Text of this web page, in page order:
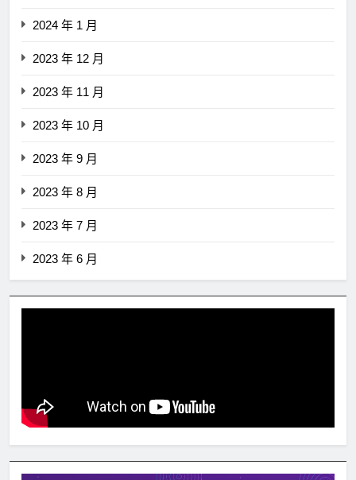
2024 年 1 月
2023 年 12 月
2023 年 11 月
2023 年 10 月
2023 年 9 月
2023 年 8 月
2023 年 7 月
2023 年 6 月